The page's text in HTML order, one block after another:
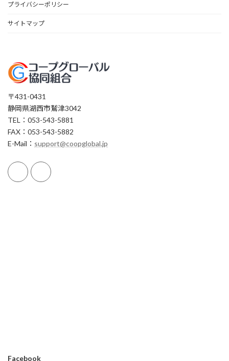
プライバシーポリシー
サイトマップ
〒431-0431
静岡県湖西市鷲津3042
TEL：053-543-5881
FAX：053-543-5882
E-Mail： support@coopglobal.jp
Facebook